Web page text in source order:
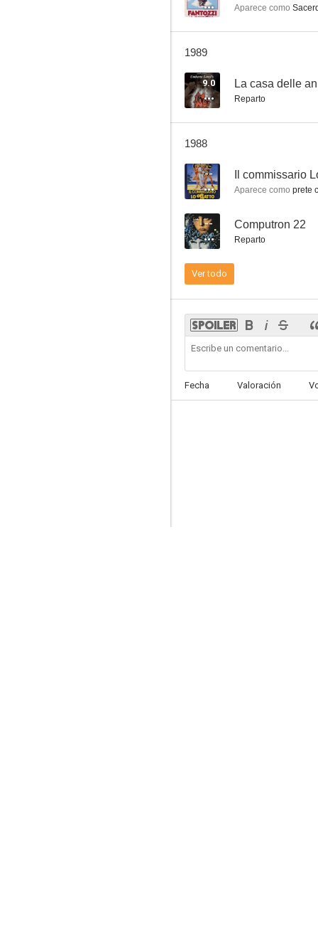
--
--
Aparece como
1989
9.0 La casa delle
Reparto
1988
-- Il commissario
Aparece como prete che
-- Computron 22
Reparto
Ver todo
Fecha Valoración